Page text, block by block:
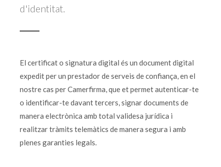
d'identitat.
El certificat o signatura digital és un document digital
expedit per un prestador de serveis de confiança, en el
nostre cas per Camerfirma, que et permet autenticar-te
o identificar-te davant tercers, signar documents de
manera electrònica amb total validesa jurídica i
realitzar tràmits telemàtics de manera segura i amb
plenes garanties legals.